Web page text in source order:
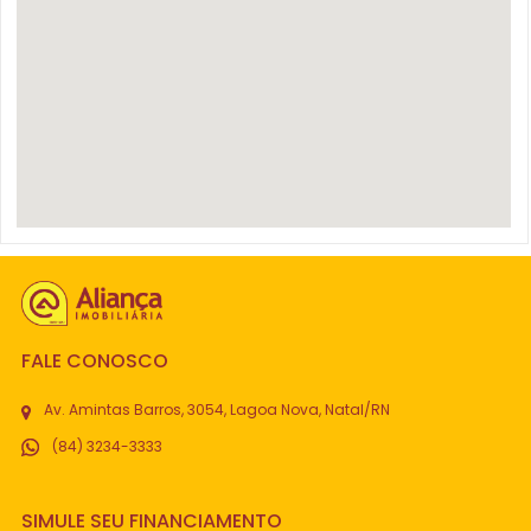
FALE CONOSCO
Av. Amintas Barros, 3054, Lagoa Nova, Natal/RN
(84) 3234-3333
SIMULE SEU FINANCIAMENTO